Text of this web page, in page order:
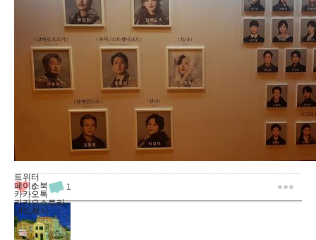
6 1
트위터
페이스북
카카오톡
카카오스토리
URL복사